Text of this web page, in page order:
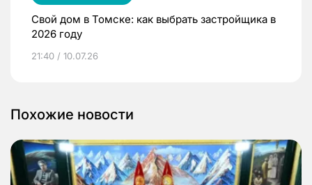
Свой дом в Томске: как выбрать застройщика в
2026 году
21:40 / 10.07.26
Похожие новости